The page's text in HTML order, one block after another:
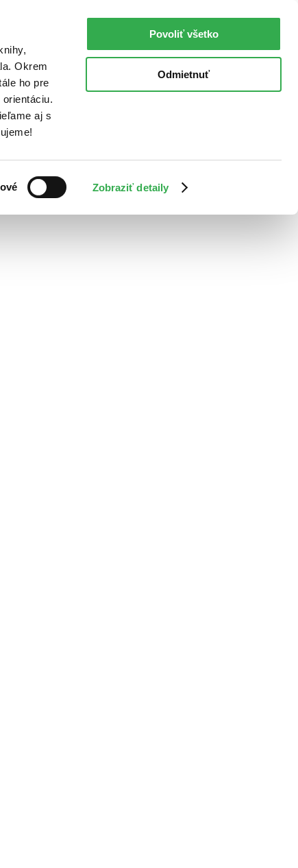
Okrem
ho pre
aj s
Zobraziť detaily
Povoliť všetko
Odmietnuť